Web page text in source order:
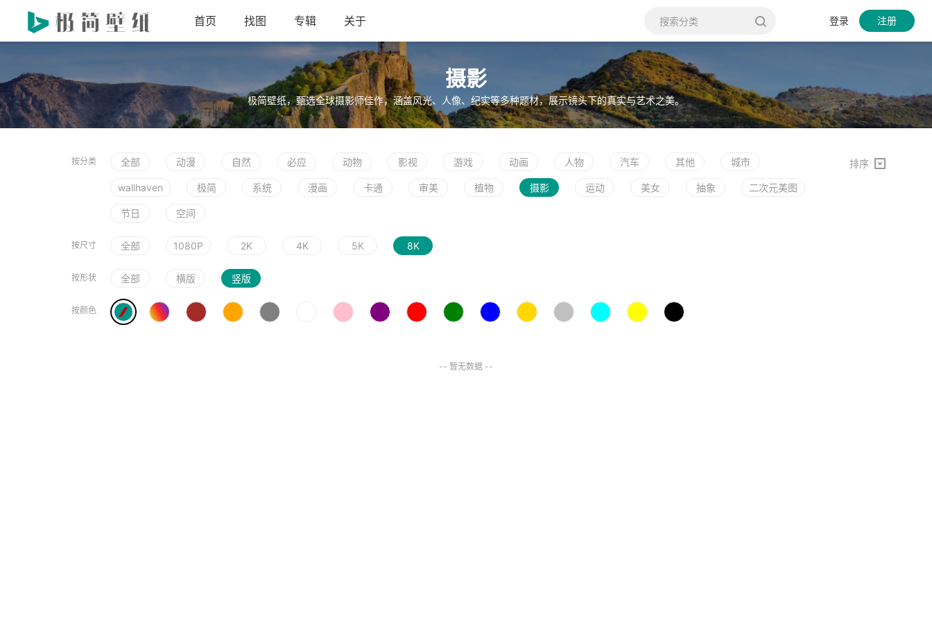
首页 找图 专辑 关于 登录 注册
摄影
极简壁纸，甄选全球摄影师佳作，涵盖风光、人像、纪实等多种题材，展示镜头下的真实与艺术之美。
按分类 全部 动漫 自然 必应 动物 影视 游戏 动画 人物 汽车 其他 城市
wallhaven 极简 系统 漫画 卡通 审美 植物 摄影 运动 美女 抽象 二次元美图
节日 空间
按尺寸 全部 1080P 2K 4K 5K 8K
按形状 全部 横版 竖版
按颜色
排序
-- 暂无数据 --